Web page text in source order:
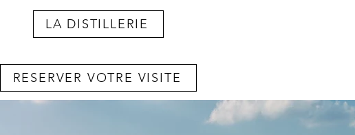
LA DISTILLERIE
RESERVER VOTRE VISITE